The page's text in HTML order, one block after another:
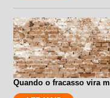
Quando o fracasso vira